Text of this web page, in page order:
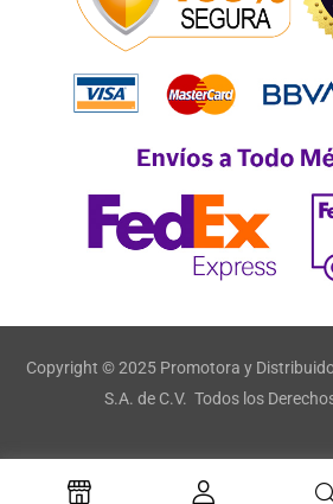
Copyright © 2025 Promotora y
S.A. de C.V. Todos los